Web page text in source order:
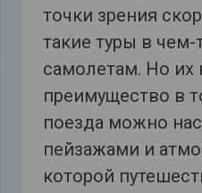
точки зрения
такие туры в чем-
самолетам. Но их
преимущество в
поезда можно
пейзажами и
которой